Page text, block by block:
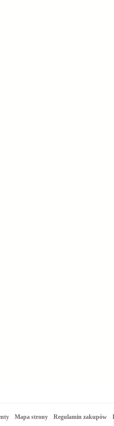
Mapa strony Regulamin zakupów